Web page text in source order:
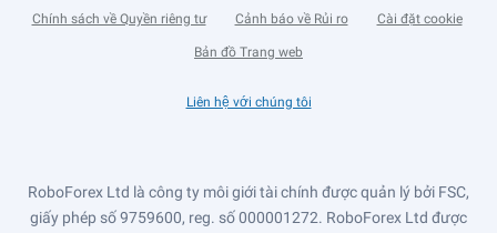
Chính sách về Quyền riêng tư Cảnh báo về Rủi ro Cài đặt cookie
Bản đồ Trang web
Liên hệ với chúng tôi
RoboForex Ltd là công ty môi giới tài chính được quản lý bởi FSC,
giấy phép số 9759600, reg. số 000001272. RoboForex Ltd được